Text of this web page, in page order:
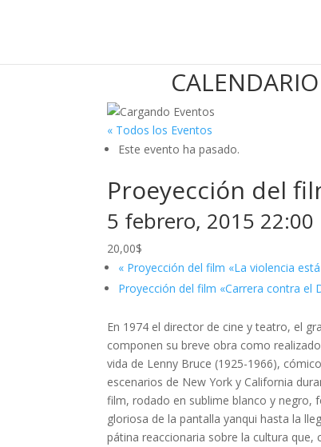
« Todos los Eventos
Este evento ha pasado.
Proeyección del
5 febrero, 2015 22:00
20,00$
« Proyección del film «La violencia
Proyección del film «Carrera contra el
En 1974 el director de cine y teatro, el
componen su breve obra como
vida de Lenny Bruce (1925-1966),
escenarios de New York y California
film, rodado en sublime blanco y negro,
gloriosa de la pantalla yanqui hasta la
pátina reaccionaria sobre la cultura que,